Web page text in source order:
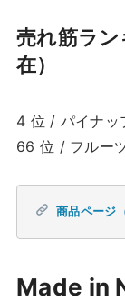
売れ筋ラ
在）
4 位 / パイナッ
66 位 / フルー
商品ページ
Made in